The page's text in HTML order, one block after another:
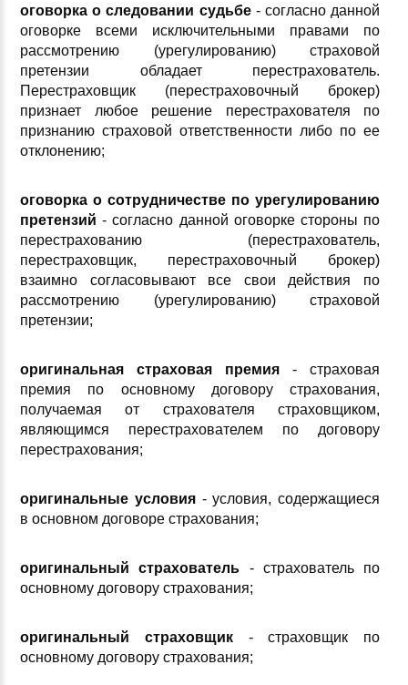
оговорка о следовании судьбе- согласно данной
оговорке всеми исключительными правами по
рассмотрению (урегулированию) страховой
претензии обладает перестрахователь.
Перестраховщик (перестраховочный брокер)
признает любое решение перестрахователя по
признанию страховой ответственности либо по ее
отклонению;
оговорка о сотрудничестве по урегулированию
претензий - согласно данной оговорке стороны по
перестрахованию (перестрахователь,
перестраховщик, перестраховочный брокер)
взаимно согласовывают все свои действия по
рассмотрению (урегулированию) страховой
претензии;
оригинальная страховая премия - страховая
премия по основному договору страхования,
получаемая от страхователя страховщиком,
являющимся перестрахователем по договору
перестрахования;
оригинальные условия- условия, содержащиеся
в основном договоре страхования;
оригинальный страхователь - страхователь по
основному договору страхования;
оригинальный страховщик- страховщик по
основному договору страхования;